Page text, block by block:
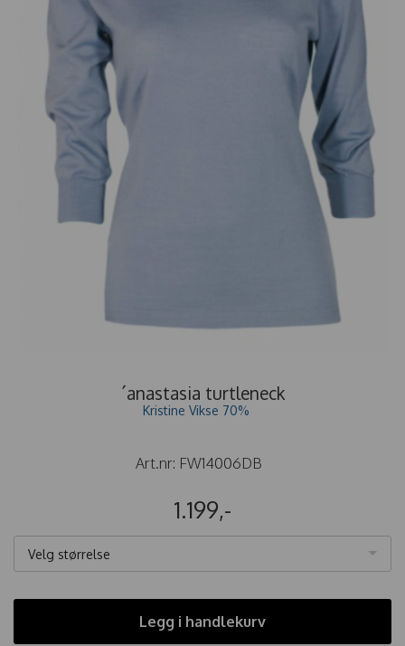
´anastasia turtleneck
Kristine Vikse 70%
Art.nr: FW14006DB
1.199,-
Velg størrelse
Legg i handlekurv